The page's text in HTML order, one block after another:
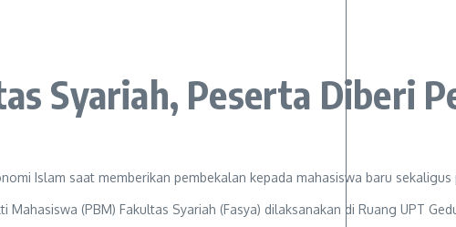
Syariah, Peserta Diberi
Mahasiswa (PBM) Fakultas Syariah (Fasya) dilaksanakan di Ruang UPT